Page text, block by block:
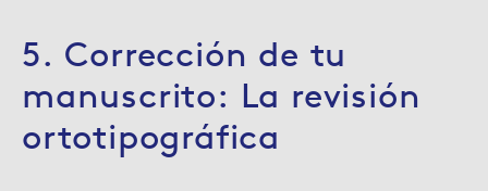
5. Corrección de tu
manuscrito: La revisión
ortotipográfica